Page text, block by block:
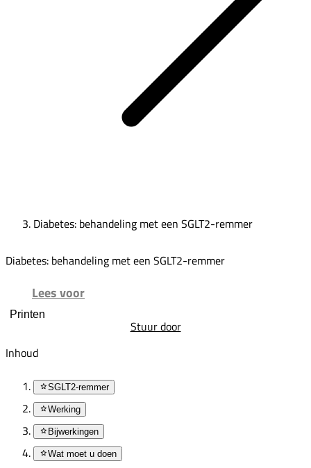
Diabetes: behandeling met een SGLT2-remmer
Diabetes: behandeling met een SGLT2-remmer
Lees voor
Printen
Stuur door
Inhoud
SGLT2-remmer
Werking
Bijwerkingen
Wat moet u doen